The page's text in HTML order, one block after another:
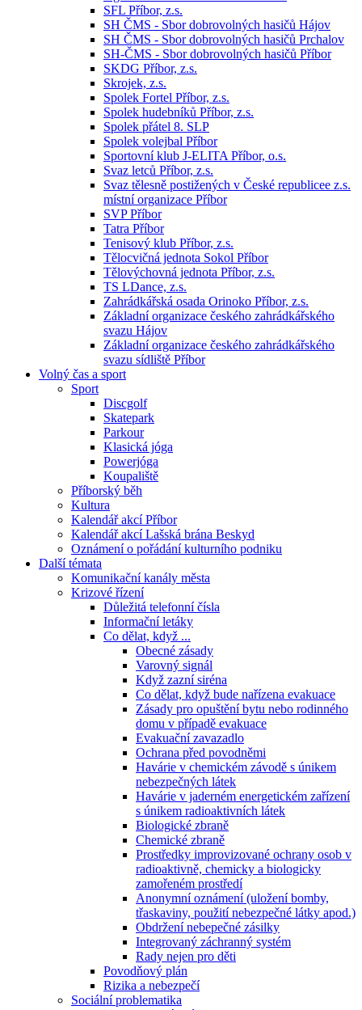
SFL Příbor, z.s.
SH ČMS - Sbor dobrovolných hasičů Hájov
SH ČMS - Sbor dobrovolných hasičů Prchalov
SH-ČMS - Sbor dobrovolných hasičů Příbor
SKDG Příbor, z.s.
Skrojek, z.s.
Spolek Fortel Příbor, z.s.
Spolek hudebníků Příbor, z.s.
Spolek přátel 8. SLP
Spolek volejbal Příbor
Sportovní klub J-ELITA Příbor, o.s.
Svaz letců Příbor, z.s.
Svaz tělesně postižených v České republicee z.s.
místní organizace Příbor
SVP Příbor
Tatra Příbor
Tenisový klub Příbor, z.s.
Tělocvičná jednota Sokol Příbor
Tělovýchovná jednota Příbor, z.s.
TS LDance, z.s.
Zahrádkářská osada Orinoko Příbor, z.s.
Základní organizace českého zahrádkářského
svazu Hájov
Základní organizace českého zahrádkářského
svazu sídliště Příbor
Volný čas a sport
Sport
Discgolf
Skatepark
Parkour
Klasická jóga
Powerjóga
Koupaliště
Příborský běh
Kultura
Kalendář akcí Příbor
Kalendář akcí Lašská brána Beskyd
Oznámení o pořádání kulturního podniku
Další témata
Komunikační kanály města
Krizové řízení
Důležitá telefonní čísla
Informační letáky
Co dělat, když ...
Obecné zásady
Varovný signál
Když zazní siréna
Co dělat, když bude nařízena evakuace
Zásady pro opuštění bytu nebo rodinného
domu v případě evakuace
Evakuační zavazadlo
Ochrana před povodněmi
Havárie v chemickém závodě s únikem
nebezpečných látek
Havárie v jaderném energetickém zařízení
s únikem radioaktivních látek
Biologické zbraně
Chemické zbraně
Prostředky improvizované ochrany osob v
radioaktivně, chemicky a biologicky
zamořeném prostředí
Anonymní oznámení (uložení bomby,
třaskaviny, použití nebezpečné látky apod.)
Obdržení nebepečné zásilky
Integrovaný záchranný systém
Rady nejen pro děti
Povodňový plán
Rizika a nebezpečí
Sociální problematika